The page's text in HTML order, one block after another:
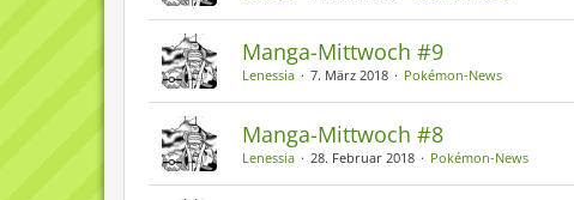
Manga-Mittwoch #9
Lenessia 7. März 2018 Pokémon-News
Manga-Mittwoch #8
Lenessia 28. Februar 2018 Pokémon-News